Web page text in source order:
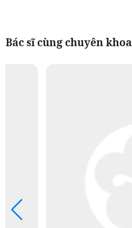
Bác sĩ cùng chuyên khoa